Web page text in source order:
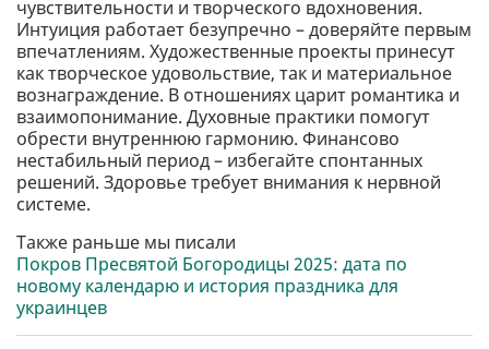
чувствительности и творческого вдохновения.
Интуиция работает безупречно – доверяйте первым
впечатлениям. Художественные проекты принесут
как творческое удовольствие, так и материальное
вознаграждение. В отношениях царит романтика и
взаимопонимание. Духовные практики помогут
обрести внутреннюю гармонию. Финансово
нестабильный период – избегайте спонтанных
решений. Здоровье требует внимания к нервной
системе.
Также раньше мы писали
Покров Пресвятой Богородицы 2025: дата по
новому календарю и история праздника для
украинцев